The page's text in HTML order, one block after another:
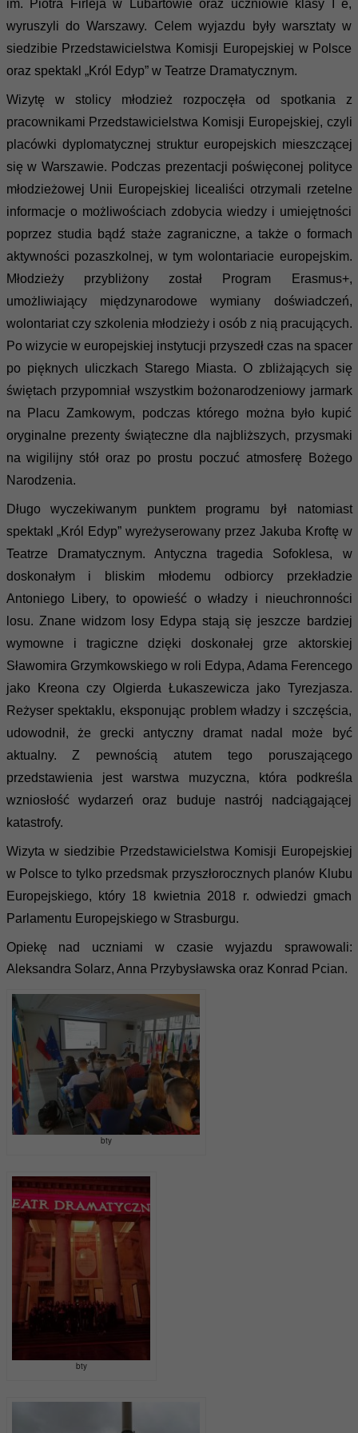
im. Piotra Firleja w Lubartowie oraz uczniowie klasy I e,
wyruszyli do Warszawy. Celem wyjazdu były warsztaty w
siedzibie Przedstawicielstwa Komisji Europejskiej w Polsce
oraz spektakl „Król Edyp” w Teatrze Dramatycznym.
Wizytę w stolicy młodzież rozpoczęła od spotkania z
pracownikami Przedstawicielstwa Komisji Europejskiej, czyli
placówki dyplomatycznej struktur europejskich mieszczącej
się w Warszawie. Podczas prezentacji poświęconej polityce
młodzieżowej Unii Europejskiej licealiści otrzymali rzetelne
informacje o możliwościach zdobycia wiedzy i umiejętności
poprzez studia bądź staże zagraniczne, a także o formach
aktywności pozaszkolnej, w tym wolontariacie europejskim.
Młodzieży przybliżony został Program Erasmus+,
umożliwiający międzynarodowe wymiany doświadczeń,
wolontariat czy szkolenia młodzieży i osób z nią pracujących.
Po wizycie w europejskiej instytucji przyszedł czas na spacer
po pięknych uliczkach Starego Miasta. O zbliżających się
świętach przypomniał wszystkim bożonarodzeniowy jarmark
na Placu Zamkowym, podczas którego można było kupić
oryginalne prezenty świąteczne dla najbliższych, przysmaki
na wigilijny stół oraz po prostu poczuć atmosferę Bożego
Narodzenia.
Długo wyczekiwanym punktem programu był natomiast
spektakl „Król Edyp” wyreżyserowany przez Jakuba Kroftę w
Teatrze Dramatycznym. Antyczna tragedia Sofoklesa, w
doskonałym i bliskim młodemu odbiorcy przekładzie
Antoniego Libery, to opowieść o władzy i nieuchronności
losu. Znane widzom losy Edypa stają się jeszcze bardziej
wymowne i tragiczne dzięki doskonałej grze aktorskiej
Sławomira Grzymkowskiego w roli Edypa, Adama Ferencego
jako Kreona czy Olgierda Łukaszewicza jako Tyrezjasza.
Reżyser spektaklu, eksponując problem władzy i szczęścia,
udowodnił, że grecki antyczny dramat nadal może być
aktualny. Z pewnością atutem tego poruszającego
przedstawienia jest warstwa muzyczna, która podkreśla
wzniosłość wydarzeń oraz buduje nastrój nadciągającej
katastrofy.
Wizyta w siedzibie Przedstawicielstwa Komisji Europejskiej
w Polsce to tylko przedsmak przyszłorocznych planów Klubu
Europejskiego, który 18 kwietnia 2018 r. odwiedzi gmach
Parlamentu Europejskiego w Strasburgu.
Opiekę nad uczniami w czasie wyjazdu sprawowali:
Aleksandra Solarz, Anna Przybysławska oraz Konrad Pcian.
bty
bty